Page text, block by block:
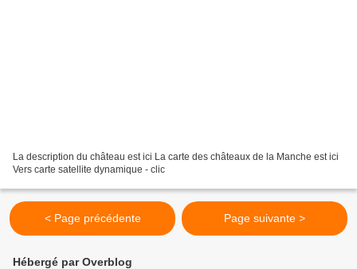
La description du château est ici La carte des châteaux de la Manche est ici
Vers carte satellite dynamique - clic
< Page précédente Page suivante >
Hébergé par Overblog